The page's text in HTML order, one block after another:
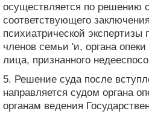
осуществляется по решению
соответствующего
психиатрической экспертизы
членов семьи 'и, органа
лица, признанного
5. Решение суда после
направляется судом органа
органам ведения